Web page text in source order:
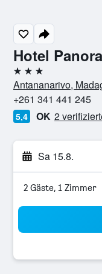
Hotel
3 Sterne
Antananarivo,
+261 341 441 245
5,4 OK 2
Sa 15.8.
2 Gäste, 1 Zimmer